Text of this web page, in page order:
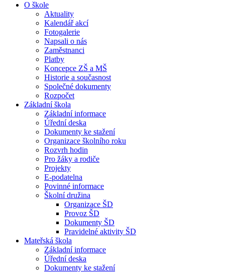
O škole
Aktuality
Kalendář akcí
Fotogalerie
Napsali o nás
Zaměstnanci
Platby
Koncepce ZŠ a MŠ
Historie a současnost
Společné dokumenty
Rozpočet
Základní škola
Základní informace
Úřední deska
Dokumenty ke stažení
Organizace školního roku
Rozvrh hodin
Pro žáky a rodiče
Projekty
E-podatelna
Povinné informace
Školní družina
Organizace ŠD
Provoz ŠD
Dokumenty ŠD
Pravidelné aktivity ŠD
Mateřská škola
Základní informace
Úřední deska
Dokumenty ke stažení